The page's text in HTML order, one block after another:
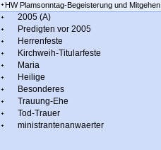
HW Plamsonntag-Begeisterung und Mitgehen
2005 (A)
Predigten vor 2005
Herrenfeste
Kirchweih-Titularfeste
Maria
Heilige
Besonderes
Trauung-Ehe
Tod-Trauer
ministrantenanwaerter